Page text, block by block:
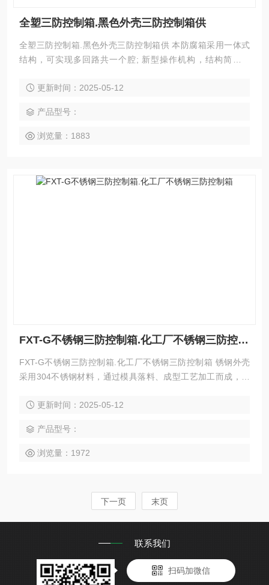
全塑三防控制箱.黑色外壳三防控制箱供
全塑三防控制箱.黑色外壳三防控制箱供 本防腐箱采用一体式
结构，可实现多回路共一个腔; 新型操作机构，结构简洁合
铸造工艺，机床煅铣，防腐性能可靠; 盖板加装不锈钢紧固
更新时间：2025-05-12
产品型号：
浏览量：1883
FXT-G不锈钢三防控制箱.化工厂不锈钢三防控制箱
FXT-G不锈钢三防控制箱.化工厂不锈钢三防控制箱 锈钢外壳
采用304不锈钢材料，通过模具落料、成型工艺加工而成，表
户对三防箱，三防配电箱的大量需求，将在三防壳体的 研发，
色，高效，环保的三防箱。
更新时间：2025-05-12
产品型号：
浏览量：1972
下一页 末页
联系我们
扫码加微信